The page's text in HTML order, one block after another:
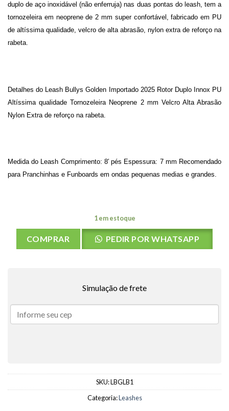
duplo de aço inoxidável (não enferruja) nas duas pontas do leash, tem a
tornozeleira em neoprene de 2 mm super confortável, fabricado em PU
de altíssima qualidade, velcro de alta abrasão, nylon extra de reforço na
rabeta.
Detalhes do Leash Bullys Golden Importado 2025 Rotor Duplo Innox PU
Altíssima qualidade Tornozeleira Neoprene 2 mm Velcro Alta Abrasão
Nylon Extra de reforço na rabeta.
Medida do Leash Comprimento: 8′ pés Espessura: 7 mm Recomendado
para Pranchinhas e Funboards em ondas pequenas medias e grandes.
1 em estoque
COMPRAR PEDIR POR WHATSAPP
Simulação de frete
SKU:LBGLB1
Categoria:Leashes